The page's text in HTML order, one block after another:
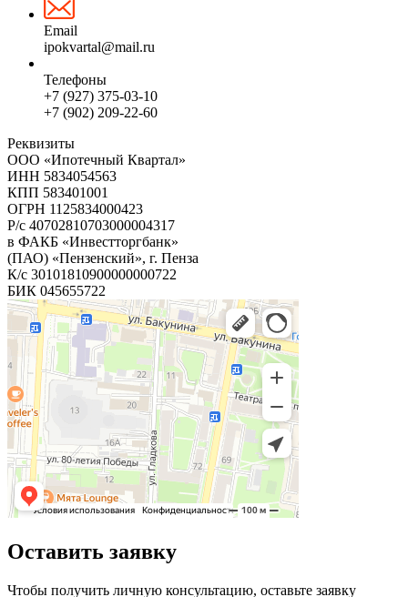
Email
ipokvartal@mail.ru
Телефоны
+7 (927) 375-03-10
+7 (902) 209-22-60
Реквизиты
ООО «Ипотечный Квартал»
ИНН 5834054563
КПП 583401001
ОГРН 1125834000423
Р/с 40702810703000004317
в ФАКБ «Инвестторгбанк»
(ПАО) «Пензенский», г. Пенза
К/с 30101810900000000722
БИК 045655722
Оставить заявку
Чтобы получить личную консультацию, оставьте заявку